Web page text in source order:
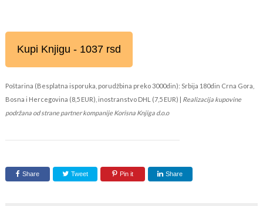
Kupi Knjigu - 1037 rsd
Poštarina (Besplatna isporuka, porudžbina preko 3000din): Srbija 180din Crna Gora,
Bosna i Hercegovina (8,5 EUR), inostranstvo DHL (7,5 EUR) | Realizacija kupovine
podržana od strane partner kompanije Korisna Knjiga d.o.o
Share Tweet Pin it Share